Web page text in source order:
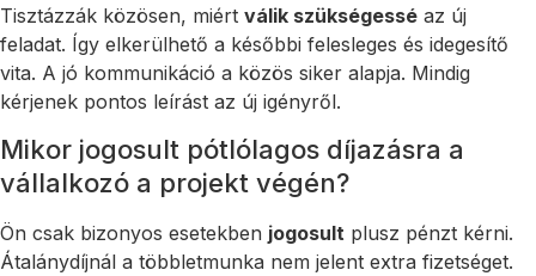
Tisztázzák közösen, miért válik szükségessé az új
feladat. Így elkerülhető a későbbi felesleges és idegesítő
vita. A jó kommunikáció a közös siker alapja. Mindig
kérjenek pontos leírást az új igényről.
Mikor jogosult pótlólagos díjazásra a
vállalkozó a projekt végén?
Ön csak bizonyos esetekben jogosult plusz pénzt kérni.
Átalánydíjnál a többletmunka nem jelent extra fizetséget.